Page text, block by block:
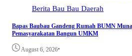
Berita Bau Bau Daerah
Bapas Baubau Gandeng Rumah BUMN
Pemasyarakatan Bangun UMKM
August 6, 2026•